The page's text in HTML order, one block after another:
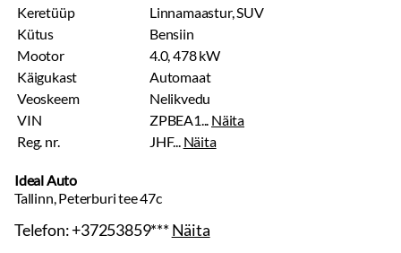
Keretüüp
Linnamaastur, SUV
Kütus
Bensiin
Mootor
4.0, 478 kW
Käigukast
Automaat
Veoskeem
Nelikvedu
VIN
ZPBEA1... Näita
Reg. nr.
JHF... Näita
Ideal Auto
Tallinn, Peterburi tee 47c
Telefon:+37253859***Näita